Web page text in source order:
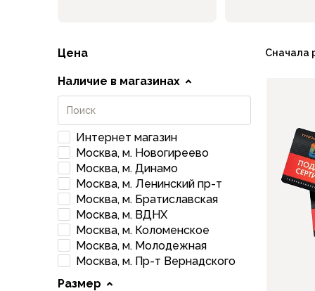
Ботинки
Утепленные
Неутепленные
Полуботинки
Кроссовки
Трейловые кроссовки
Повседневные кроссовки
Кроссовки треккинговые
Сапоги
Зимние
Демисезонные
Болотные сапоги, забродники
Вкладыши
Сандалии
Гамаши, бахилы
Цена
Наличие в магазинах
Интернет магазин
Москва, м. Новогиреево
Москва, м. Динамо
Москва, м. Ленинский пр-т
Москва, м. Братиславская
Москва, м. ВДНХ
Москва, м. Коломенское
Москва, м. Молодежная
Москва, м. Пр-т Вернадского
Размер
Сначала